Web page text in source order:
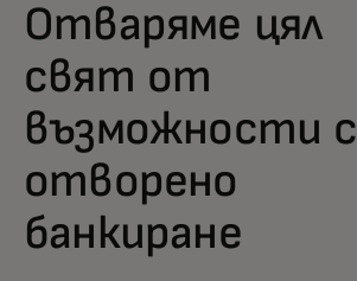
Отваряме цял
свят от
възможности с
отворено
банкиране